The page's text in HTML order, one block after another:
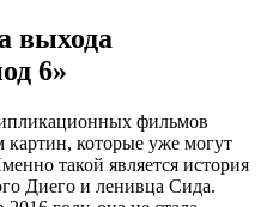
выхода
6»
фильмов
картин, которые уже могут
такой является история
Диего и ленивца Сида.